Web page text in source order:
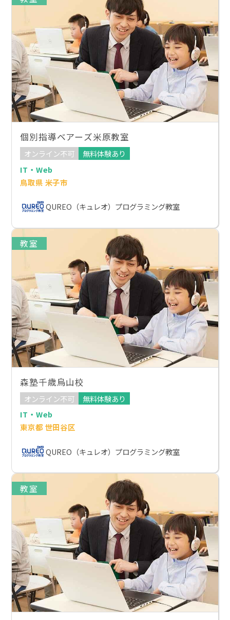
個別指導ベアーズ米原教室
オンライン不可
無料体験あり
IT・Web
鳥取県 米子市
QUREO（キュレオ）プログラミング教室
教室
森塾千歳烏山校
オンライン不可
無料体験あり
IT・Web
東京都 世田谷区
QUREO（キュレオ）プログラミング教室
教室